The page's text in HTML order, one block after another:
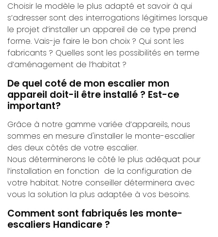
Choisir le modèle le plus adapté et savoir à qui
s’adresser sont des interrogations légitimes lorsque
le projet d’installer un appareil de ce type prend
forme. Vais-je faire le bon choix ? Qui sont les
fabricants ? Quelles sont les possibilités en terme
d’aménagement de l’habitat ?
De quel coté de mon escalier mon
appareil doit-il être installé ? Est-ce
important?
Grâce à notre gamme variée d’appareils, nous
sommes en mesure d'installer le monte-escalier
des deux côtés de votre escalier.
Nous déterminerons le côté le plus adéquat pour
l’installation en fonction de la configuration de
votre habitat. Notre conseiller déterminera avec
vous la solution la plus adaptée à vos besoins.
Comment sont fabriqués les monte-
escaliers Handicare ?